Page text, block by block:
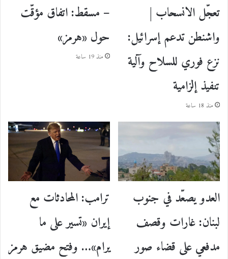
تعجّل الانسحاب |
واشنطن تدعم إسرائيل:
نزع فوري للسلاح وآلية
تنفيذ إلزامية
منذ 18 ساعة
– مسقط: اتفاق مؤقّت
حول «هرمز»
منذ 19 ساعة
العدو يصعّد في جنوب
لبنان: غارات وقصف
مدفعي على قضاء صور
ترامب: المحادثات مع
إيران «تسير على ما
يرام»… وفتح مضيق هرمز